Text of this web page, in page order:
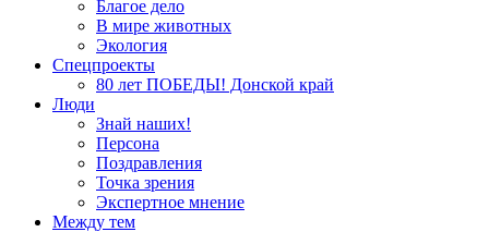
Благое дело
В мире животных
Экология
Спецпроекты
80 лет ПОБЕДЫ! Донской край
Люди
Знай наших!
Персона
Поздравления
Точка зрения
Экспертное мнение
Между тем